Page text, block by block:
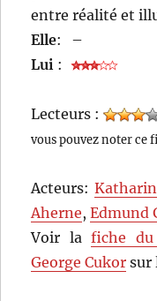
entre réalité et
Elle:
–
Lui :
Lecteurs :
vous pouvez noter ce
Acteurs:
Aherne,Edmund
Voir lafiche
George Cukor sur